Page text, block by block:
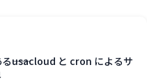
――usacloud と cron によるサ